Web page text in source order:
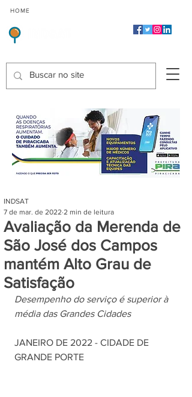
HOME
Avaliação da Merenda de
São José dos Campos
mantém Alto Grau de
Satisfação
INDSAT
7 de mar. de 2022 2 min de leitura
Desempenho do serviço é superior à
média das Grandes Cidades
JANEIRO DE 2022 - CIDADE DE
GRANDE PORTE